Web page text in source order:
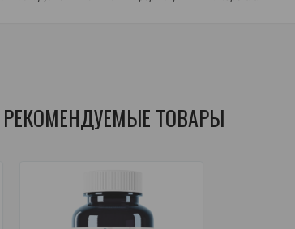
РЕКОМЕНДУЕМЫЕ ТОВАРЫ